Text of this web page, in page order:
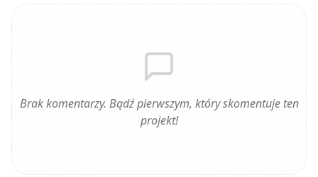
Brak komentarzy. Bądź pierwszym, który skomentuje ten
projekt!